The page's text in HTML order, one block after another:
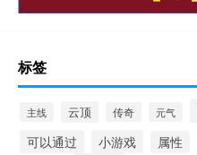
标签
主线 云顶 传奇 元气
可以通过 小游戏 属性